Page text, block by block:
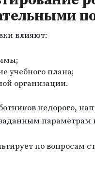
влияют:
учебного плана;
организации.
недорого,
параметрам
по вопросам